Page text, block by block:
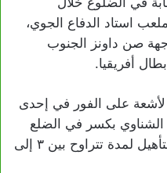
استاد الدفاع الجوي،
صن داونز الجنوب
أفريقيا.
على الفور في إحدى
بكسر في الضلع
الأيسر، وبالتالي حاجته للعلاج والتأهيل لمدة تتراوح بين ٣ إلى